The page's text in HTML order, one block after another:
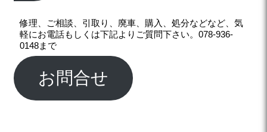
修理、ご相談、引取り、廃車、購入、処分などなど、気
軽にお電話もしくは下記よりご質問下さい。078-936-
0148まで
お問合せ